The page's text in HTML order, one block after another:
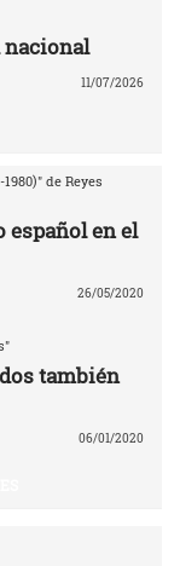
nacional
11/07/2026
de Reyes
español en el
26/05/2020
también
06/01/2020